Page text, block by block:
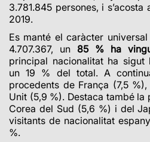
3.781.845 persones, i s’acosta
2019.
Es manté el caràcter
4.707.367, un 85 % ha
principal nacionalitat ha sigut
un 19 % del total. A
procedents de França (7,5
Unit (5,9 %). Destaca també
Corea del Sud (5,6 %) i del
visitants de nacionalitat
%.